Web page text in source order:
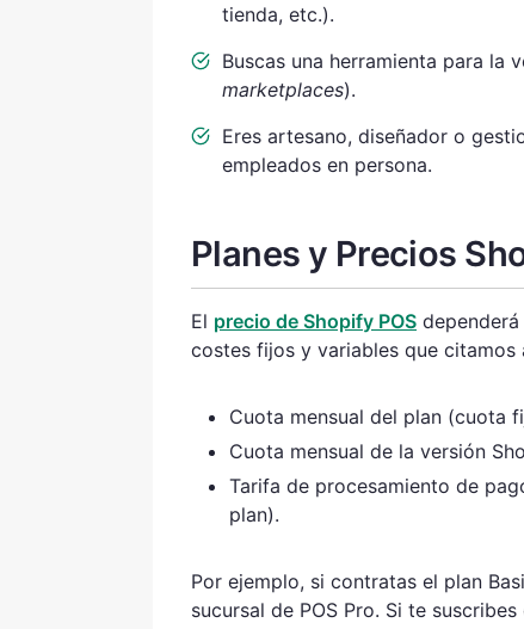
tienda, etc.).
Buscas una herramienta para la
marketplaces).
Eres artesano, diseñador o
empleados en persona.
Planes y Precios
El precio de Shopify POS
costes fijos y variables que citamos
Cuota mensual del plan (cuota
Cuota mensual de la versión
Tarifa de procesamiento de
plan).
Por ejemplo, si contratas el plan
sucursal de POS Pro. Si te